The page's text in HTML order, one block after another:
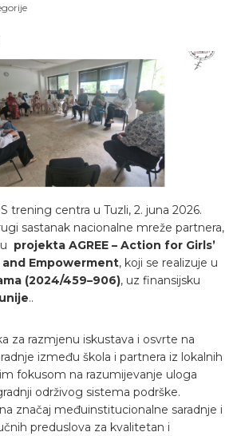
trening centra u Tuzli, 2. juna 2026.
sastanak nacionalne mreže partnera,
projekta AGREE – Action for Girls’
Empowerment, koji se realizuje u
(2024/459–906), uz finansijsku
..
za razmjenu iskustava i osvrte na
između škola i partnera iz lokalnih
fokusom na razumijevanje uloga
održivog sistema podrške.
značaj međuinstitucionalne saradnje i
preduslova za kvalitetan i